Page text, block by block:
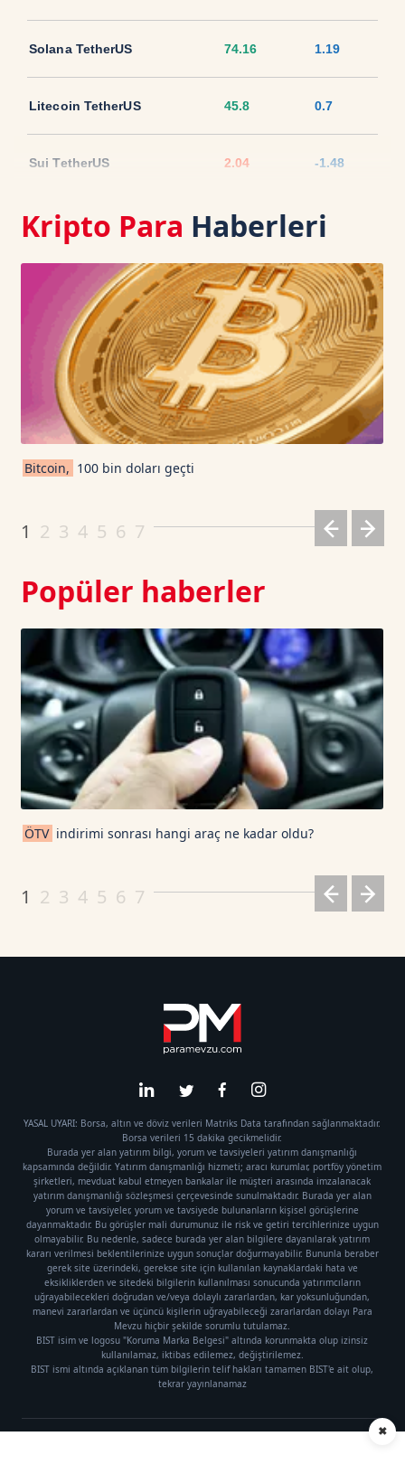
✖
Solana TetherUS 74.16 1.19
Litecoin TetherUS 45.8 0.7
Sui TetherUS 2.04 -1.48
Ripple TetherUS 1.0377 -0.81
USD Coin TetherUS 1.0006 -0.04
1.0003 0
TRON TetherUS 0.3278 -0.12
Cardano TetherUS 0.2 4.17
Kripto Para Haberleri
Bitcoin, 100 bin doları geçti
1 2 3 4 5 6 7
Popüler haberler
ÖTV indirimi sonrası hangi araç ne kadar oldu?
1 2 3 4 5 6 7
YASAL UYARI: Borsa, altın ve döviz verileri Matriks Data tarafından sağlanmaktadır.
Borsa verileri 15 dakika gecikmelidir.
Burada yer alan yatırım bilgi, yorum ve tavsiyeleri yatırım danışmanlığı
kapsamında değildir. Yatırım danışmanlığı hizmeti; aracı kurumlar, portföy yönetim
şirketleri, mevduat kabul etmeyen bankalar ile müşteri arasında imzalanacak
yatırım danışmanlığı sözleşmesi çerçevesinde sunulmaktadır. Burada yer alan
yorum ve tavsiyeler, yorum ve tavsiyede bulunanların kişisel görüşlerine
dayanmaktadır. Bu görüşler mali durumunuz ile risk ve getiri tercihlerinize uygun
olmayabilir. Bu nedenle, sadece burada yer alan bilgilere dayanılarak yatırım
kararı verilmesi beklentilerinize uygun sonuçlar doğurmayabilir. Bununla beraber
gerek site üzerindeki, gerekse site için kullanılan kaynaklardaki hata ve
eksikliklerden ve sitedeki bilgilerin kullanılması sonucunda yatırımcıların
uğrayabilecekleri doğrudan ve/veya dolaylı zararlardan, kar yoksunluğundan,
manevi zararlardan ve üçüncü kişilerin uğrayabileceği zararlardan dolayı Para
Mevzu hiçbir şekilde sorumlu tutulamaz.
BIST isim ve logosu "Koruma Marka Belgesi" altında korunmakta olup izinsiz
kullanılamaz, iktibas edilemez, değiştirilemez.
BIST ismi altında açıklanan tüm bilgilerin telif hakları tamamen BIST'e ait olup,
tekrar yayınlanamaz